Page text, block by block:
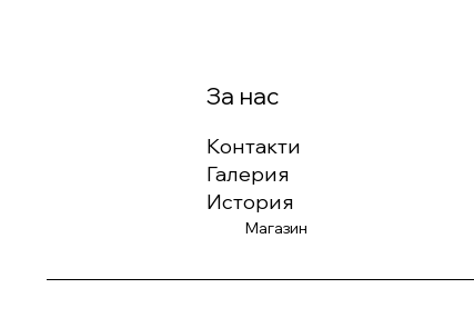
За нас
Контакти
Галерия
История
Магазин